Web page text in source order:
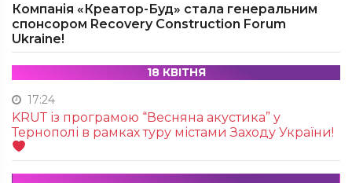
Компанія «Креатор-Буд» стала генеральним
спонсором Recovery Construction Forum
Ukraine!
18 КВІТНЯ
17:24
KRUТ із програмою “Весняна акустика” у
Тернополі в рамках туру містами Заходу України!